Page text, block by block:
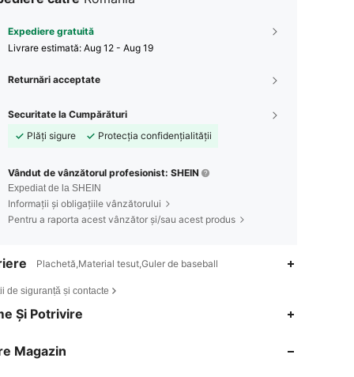
Expediere gratuită
Livrare estimată: Aug 12 - Aug 19
Returnări acceptate
Securitate la Cumpărături
Plăți sigure
Protecția confidențialității
Vândut de vânzătorul profesionist: SHEIN
Expediat de la SHEIN
Informații și obligațiile vânzătorului
Pentru a raporta acest vânzător și/sau acest produs
Plachetă,Material tesut,Guler de baseball
de siguranță și contacte
Și Potrivire
Magazin
4,88